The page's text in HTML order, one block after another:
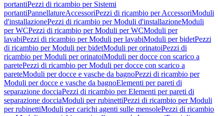
portantiPezzi di ricambio per Sistemi
portantiPannellatureAccessoriPezzi di ricambio per AccessoriModuli
d'installazionePezzi di ricambio per Moduli d'installazioneModuli
per WCPezzi di ricambio per Moduli per WCModuli per
lavabiPezzi di ricambio per Moduli per lavabiModuli per bidetPezzi
di ricambio per Moduli per bidetModuli per orinatoiPezzi di
ricambio per Moduli per orinatoiModuli per docce con scarico a
paretePezzi di ricambio per Moduli per docce con scarico a
pareteModuli per docce e vasche da bagnoPezzi di ricambio per
Moduli per docce e vasche da bagnoElementi per pareti di
separazione docciaPezzi di ricambio per Elementi per pareti di
separazione docciaModuli per rubinettiPezzi di ricambio per Moduli
per rubinettiModuli per carichi agenti sulle mensolePezzi di ricambio